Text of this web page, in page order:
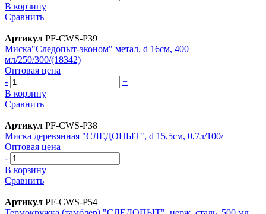
В корзину
Сравнить
Артикул PF-CWS-P39
Миска"Следопыт-эконом" метал. d 16см, 400
мл/250/300/(18342)
Оптовая цена
-
+
В корзину
Сравнить
Артикул PF-CWS-P38
Миска деревянная "СЛЕДОПЫТ", d 15,5см, 0,7л/100/
Оптовая цена
-
+
В корзину
Сравнить
Артикул PF-CWS-P54